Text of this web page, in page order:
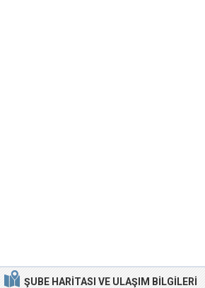
ŞUBE HARITASI VE ULAŞIM BILGILERI